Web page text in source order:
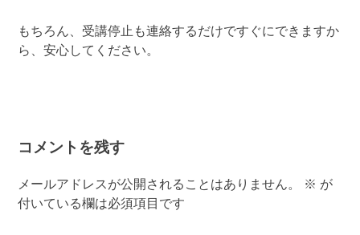
もちろん、受講停止も連絡するだけですぐにできますか
ら、安心してください。
コメントを残す
メールアドレスが公開されることはありません。 ※ が
付いている欄は必須項目です